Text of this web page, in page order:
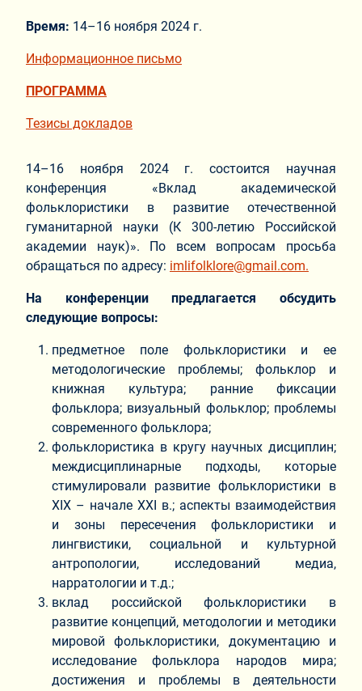
Время: 14–16 ноября 2024 г.
Информационное письмо
ПРОГРАММА
Тезисы докладов
14–16 ноября 2024 г. состоится научная
конференция «Вклад академической
фольклористики в развитие отечественной
гуманитарной науки (К 300-летию Российской
академии наук)». По всем вопросам просьба
обращаться по адресу: imlifolklore@gmail.com.
На конференции предлагается обсудить
следующие вопросы:
предметное поле фольклористики и ее
методологические проблемы; фольклор и
книжная культура; ранние фиксации
фольклора; визуальный фольклор; проблемы
современного фольклора;
фольклористика в кругу научных дисциплин;
междисциплинарные подходы, которые
стимулировали развитие фольклористики в
XIX – начале XXI в.; аспекты взаимодействия
и зоны пересечения фольклористики и
лингвистики, социальной и культурной
антропологии, исследований медиа,
нарратологии и т.д.;
вклад российской фольклористики в
развитие концепций, методологии и методики
мировой фольклористики, документацию и
исследование фольклора народов мира;
достижения и проблемы в деятельности